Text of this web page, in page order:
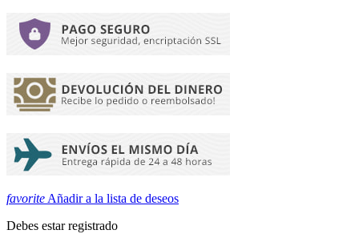
favorite Añadir a la lista de deseos
Debes estar registrado